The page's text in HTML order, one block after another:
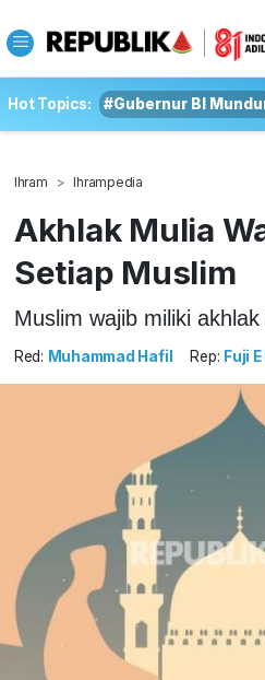
Hot Topics: #Gubernur BI
Ihram Ihrampedia
Akhlak Mulia
Setiap Muslim
Muslim wajib miliki akhlak
Red: Muhammad Hafil Rep: Fuji